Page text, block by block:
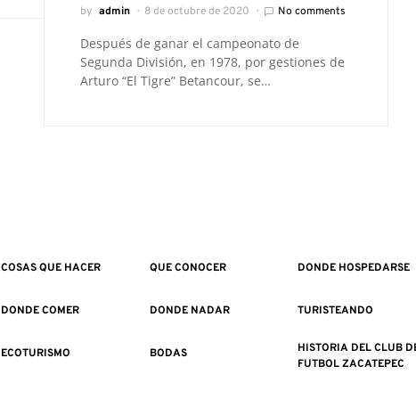
by admin 8 de octubre de 2020 No comments
Después de ganar el campeonato de
Segunda División, en 1978, por gestiones de
Arturo “El Tigre” Betancour, se…
COSAS QUE HACER QUE CONOCER DONDE HOSPEDARSE
DONDE COMER DONDE NADAR TURISTEANDO
ECOTURISMO BODAS
HISTORIA DEL CLUB
FUTBOL ZACATEPEC